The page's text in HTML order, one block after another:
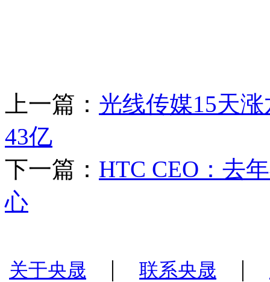
上一篇： 光线传媒15天
43亿
下一篇： HTC CEO：去
心
关于央晟 | 联系央晟 |